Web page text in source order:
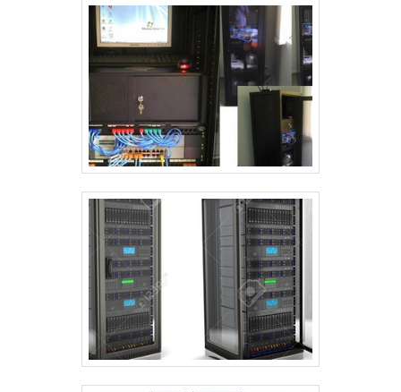
de atuação;Equipe de alta
qualidade; Escritório de alta qualidade
onde são realizadas as atividades; Sala
de treinamento com materiais
sofisticados; Máquinas e
equipamentos de última geração para
confecção dos produtos.DETALHES
MUITO INTERESSANTES SOBRE A
EMPRESASomente na Project Telecom
tem a solução ideal para comprar rack
servidor. Os clientes encontram itens
como rack server e rack outdoor de
poste. Tem rótulo de comprometida
com os serviços e inovadora, padrões
alcançados por conter escritório de
alta qualidade onde são realizadas as
atividades e máquinas e equipamentos